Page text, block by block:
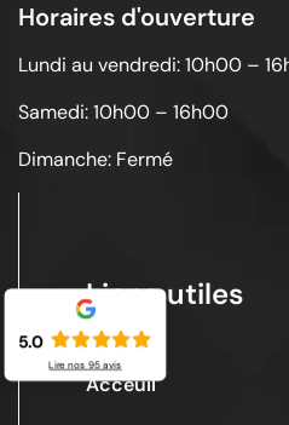
Horaires d'ouverture
Lundi au vendredi: 10h00 –
Samedi: 10h00 – 16h00
Dimanche: Fermé
Liens utiles
Acceuil
5.0
Lire nos 95avis